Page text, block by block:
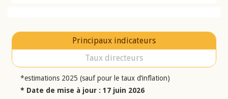
Principaux indicateurs
Taux directeurs
*estimations 2025 (sauf pour le taux d’inflation)
* Date de mise à jour : 17 juin 2026